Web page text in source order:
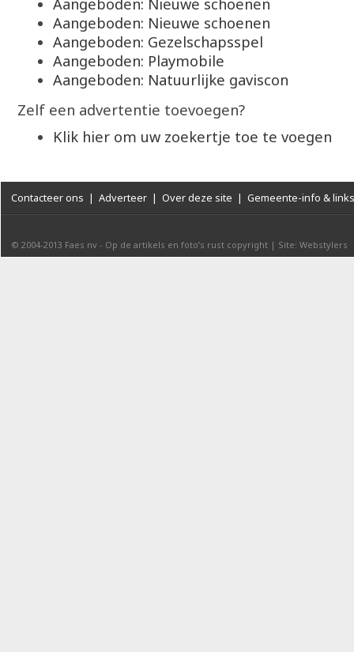
Aangeboden: Nieuwe schoenen
Aangeboden: Gezelschapsspel
Aangeboden: Playmobile
Aangeboden: Natuurlijke gaviscon
Zelf een advertentie toevoegen?
Klik hier om uw zoekertje toe te voegen
Contacteer ons | Adverteer | Over deze site | Gemeente-info & links
© 2004-2013 Faes nv - Op de artikels en foto’s rust copyright | Site: Webstylers